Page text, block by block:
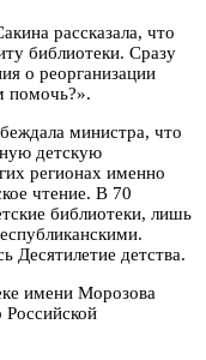
рассказала, что
библиотеки. Сразу
о реорганизации
помочь?».
министра, что
детскую
регионах именно
чтение. В 70
библиотеки, лишь
Десятилетие детства.
имени Морозова